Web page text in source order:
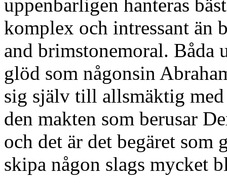
uppenbarligen hanteras
komplex och intressant än
and brimstonemoral. Båda
glöd som någonsin
sig själv till allsmäktig
den makten som berusar
och det är det begäret
skipa någon slags mycket